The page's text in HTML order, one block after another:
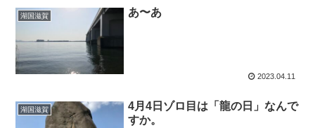
湖国滋賀 あ〜あ
2023.04.11
湖国滋賀
4月4日ゾロ目は「龍の日」なんで
すか。